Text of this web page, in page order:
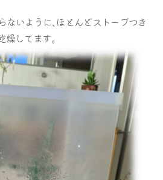
いように､ほとんどストーブつき
燥してます｡